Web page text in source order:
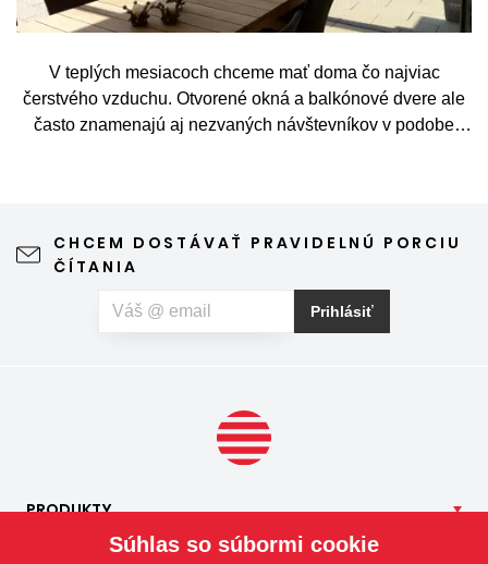
V teplých mesiacoch chceme mať doma čo najviac
čerstvého vzduchu. Otvorené okná a balkónové dvere ale
často znamenajú aj nezvaných návštevníkov v podobe
leto naplno. Kvalitná sieťka na hmyz zároveň nijako neruší
výhľad z okna ani vzhľad domu, vyžaduje len minimálnu
vás okrem hmyzu trápia aj peľové alergie, môžete zvoliť
špeciálnu sieť proti peľu, ktorá pomáha obmedziť
CHCEM DOSTÁVAŤ PRAVIDELNÚ PORCIU
ČÍTANIA
Prihlásiť
PRODUKTY
SLUŽBYSúhlas so súbormi cookie